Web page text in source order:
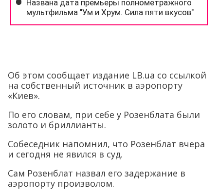
Об этом сообщает издание LB.ua со ссылкой
на собственный источник в аэропорту
«Киев».
По его словам, при себе у Розенблата были
золото и бриллианты.
Собеседник напомнил, что Розенблат вчера
и сегодня не явился в суд.
Сам Розенблат назвал его задержание в
аэропорту произволом.